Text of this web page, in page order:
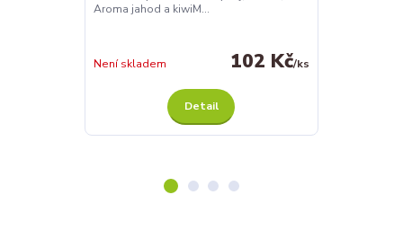
Aroma jahod a kiwiM...
102 Kč/ks
Není skladem
Detail